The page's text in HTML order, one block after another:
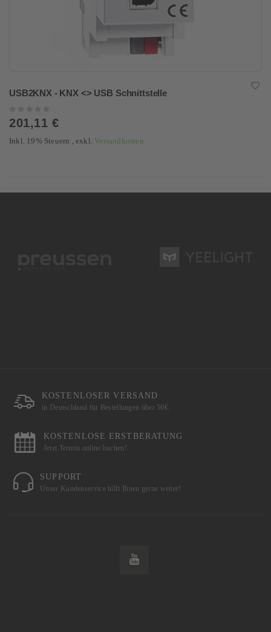
USB2KNX - KNX <> USB Schnittstelle
0%
201,11 €
Inkl. 19% Steuern ,exkl. Versandkosten
KOSTENLOSER VERSAND
in Deutschland für Bestellungen über 50€.
KOSTENLOSE ERSTBERATUNG
Jetzt Termin online buchen!
SUPPORT
Unser Kundenservice hilft Ihnen gerne weiter!